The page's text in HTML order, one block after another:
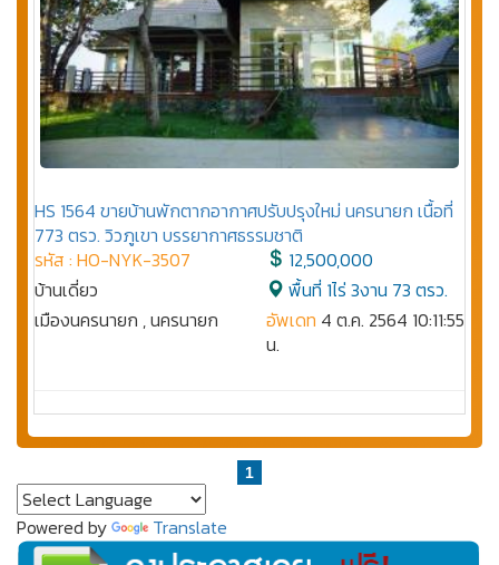
HS 1564 ขายบ้านพักตากอากาศปรับปรุงใหม่ นครนายก เนื้อที่
773 ตรว. วิวภูเขา บรรยากาศธรรมชาติ
รหัส : HO-NYK-3507
บ้านเดี่ยว
เมืองนครนายก , นครนายก
12,500,000
พื้นที่ 1ไร่ 3งาน 73 ตรว.
อัพเดท 4 ต.ค. 2564 10:11:55
น.
1
Powered by Translate